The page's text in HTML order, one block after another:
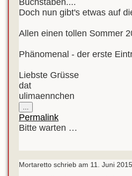
Buchstaben....
Doch nun gibt's etwas auf
Allen einen tollen Sommer
Phänomenal - der erste
Liebste Grüsse
dat
ulimaennchen
...
Metabox
ein-/ausblenden.
Permalink
Bitte warten …
Mortaretto schrieb am 11. Juni 2015